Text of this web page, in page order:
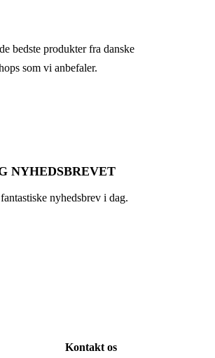
bedste produkter fra danske
som vi anbefaler.
NYHEDSBREVET
nyhedsbrev i dag.
Kontakt os